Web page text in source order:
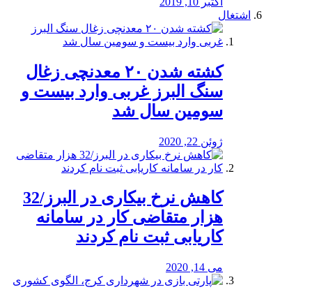
اشتغال
کشته شدن ۲۰ معدنچی زغال
سنگ البرز غربی وارد بیست و
سومین سال شد
ژوئن 22, 2020
کاهش نرخ بیکاری در البرز/32
هزار متقاضی کار در سامانه
کاریابی ثبت نام کردند
می 14, 2020